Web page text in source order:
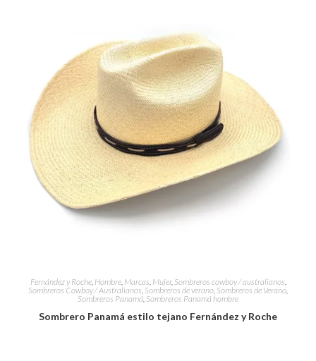
Fernández y Roche, Hombre, Marcas Mujer, Sombreros cowboy / australianos
Sombreros Cowboy / Australianos Sombreros de verano Sombreros de Verano
Sombreros Panamá Sombreros Panamá hombre
Sombrero Panamá estilo tejano Fernández y Roche